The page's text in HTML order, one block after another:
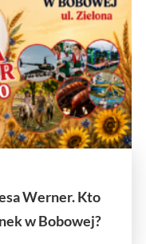
Werner. Kto
w Bobowej?